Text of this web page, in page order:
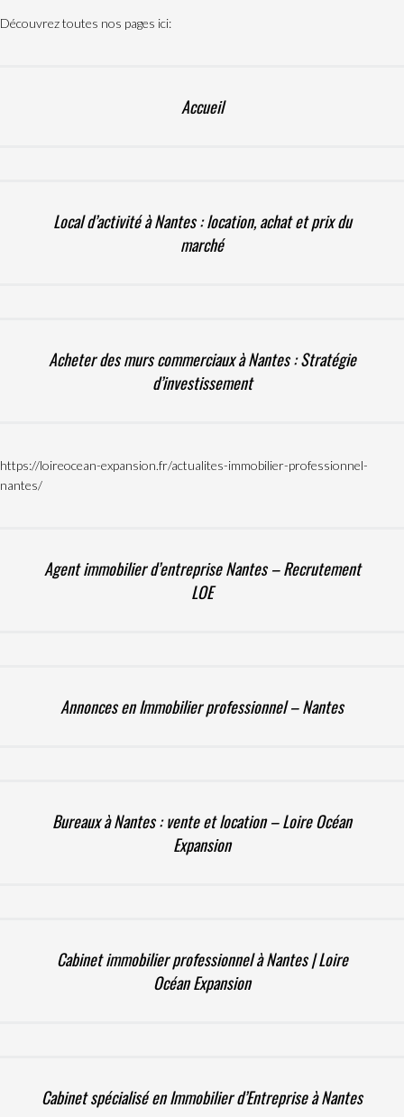
Découvrez toutes nos pages ici:
Accueil
Local d’activité à Nantes : location, achat et prix du
marché
Acheter des murs commerciaux à Nantes : Stratégie
d’investissement
https://loireocean-expansion.fr/actualites-immobilier-professionnel-
nantes/
Agent immobilier d’entreprise Nantes – Recrutement
LOE
Annonces en Immobilier professionnel – Nantes
Bureaux à Nantes : vente et location – Loire Océan
Expansion
Cabinet immobilier professionnel à Nantes | Loire
Océan Expansion
Cabinet spécialisé en Immobilier d’Entreprise à Nantes